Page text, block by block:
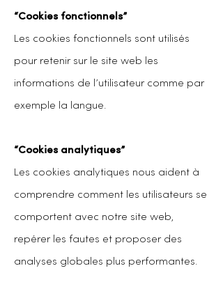
“Cookies fonctionnels”
Les cookies fonctionnels sont utilisés
pour retenir sur le site web les
informations de l’utilisateur comme par
exemple la langue.
“Cookies analytiques”
Les cookies analytiques nous aident à
comprendre comment les utilisateurs se
comportent avec notre site web,
repérer les fautes et proposer des
analyses globales plus performantes.